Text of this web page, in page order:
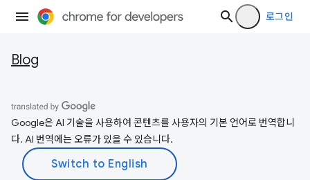
로그인
Blog
Google은 AI 기술을 사용하여 콘텐츠를 사용자의 기본 언어로 번역합니
다. AI 번역에는 오류가 있을 수 있습니다.